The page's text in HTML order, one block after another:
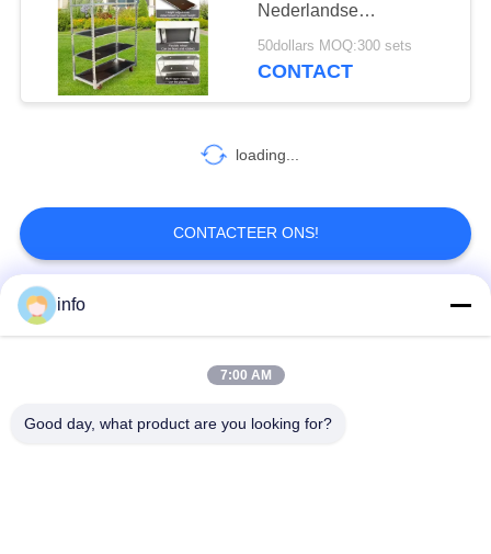
Euro Rekken
6
5
Nederlandse
bloemenwagen met
verschillende soorten
50dollars MOQ:300 sets
CONTACT
loading...
CONTACTEER ONS!
populaire categorieën
Bloemkarretje
info
7:00 AM
Good day, what product are you looking for?